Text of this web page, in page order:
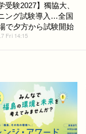
受験2027】獨協大、
ング試験導入…全国
で夕方から試験開始
Fri 14:15